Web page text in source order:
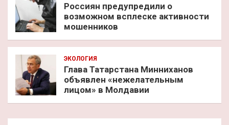
Россиян предупредили о
возможном всплеске активности
мошенников
ЭКОЛОГИЯ
Глава Татарстана Минниханов
объявлен «нежелательным
лицом» в Молдавии